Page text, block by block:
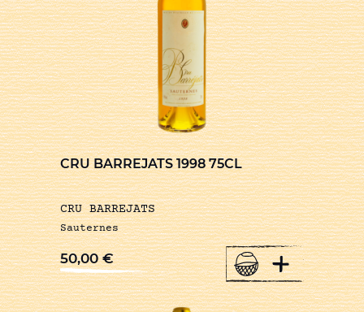
CRU BARREJATS 1998 75CL
CRU BARREJATS
Sauternes
50,00€ +